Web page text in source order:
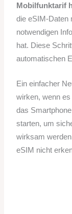
Mobilfunktarif
die eSIM-Daten
notwendigen
hat. Diese
automatischen
Ein einfacher
wirken, wenn
das
starten, um
wirksam
eSIM nicht